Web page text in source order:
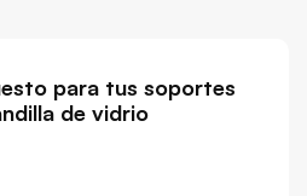
para tus soportes
de vidrio